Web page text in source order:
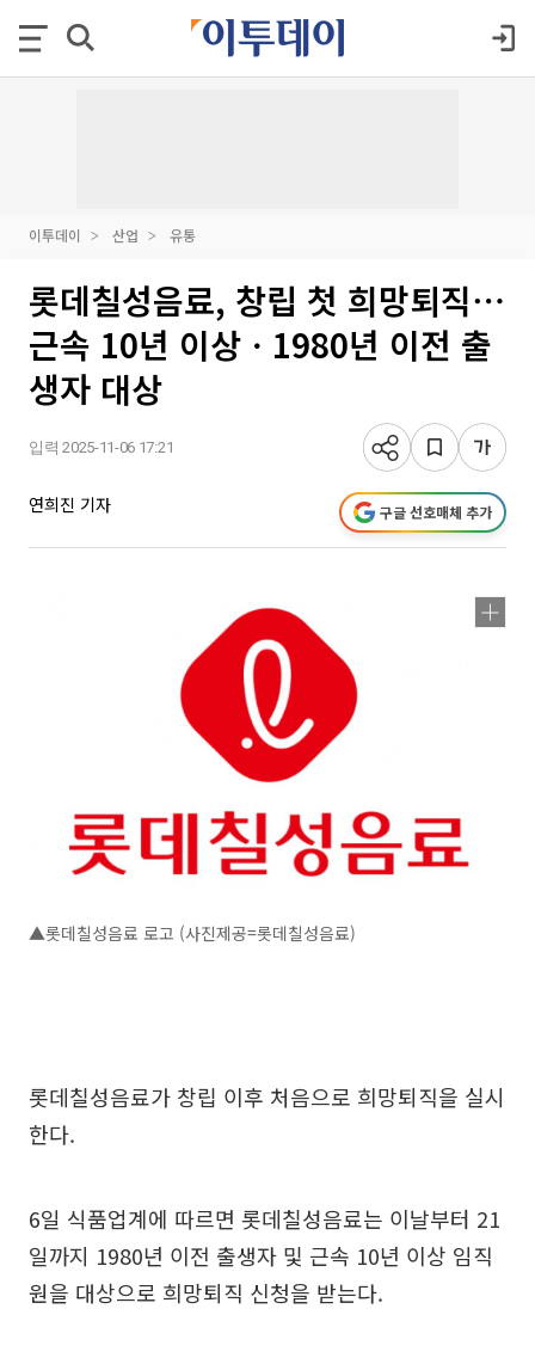
이투데이 산업 유통
롯데칠성음료, 창립 첫 희망퇴직⋯
근속 10년 이상ㆍ1980년 이전 출
생자 대상
입력 2025-11-06 17:21
연희진 기자 구글 선호매체 추가
▲롯데칠성음료 로고 (사진제공=롯데칠성음료)
롯데칠성음료가 창립 이후 처음으로 희망퇴직을 실시
한다.
6일 식품업계에 따르면 롯데칠성음료는 이날부터 21
일까지 1980년 이전 출생자 및 근속 10년 이상 임직
원을 대상으로 희망퇴직 신청을 받는다.